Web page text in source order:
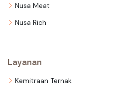
Nusa Meat
Nusa Rich
Layanan
Kemitraan Ternak